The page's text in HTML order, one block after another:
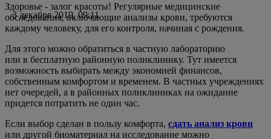
3 декабря 2019, 09:11
Здоровье - залог красоты! Регулярные медицинские
обследования, включающие анализы крови, требуются
каждому человеку, для его контроля, начиная с рождения.
Для этого можно обратиться в частную лабораторию
или в бесплатную районную поликлинику. Тут имеется
возможность выбирать между экономией финансов,
собственным комфортом и временем. В частных учреждениях
нет очередей, а в районных поликлиниках на ожидание
придется потратить не один час.
Если выбор сделан в пользу комфорта, сдать анализ крови
или другой биоматериал на исследование можно